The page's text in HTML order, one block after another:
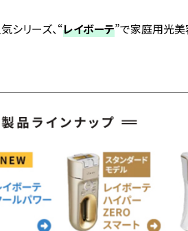
シリーズ、“レイボーテ”で家庭用光美